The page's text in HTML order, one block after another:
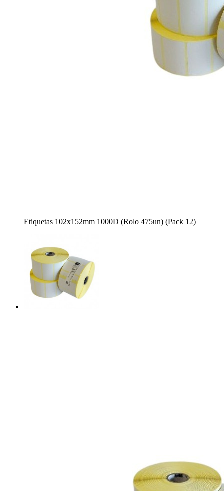
Etiquetas 102x152mm 1000D (Rolo 475un) (Pack 12)